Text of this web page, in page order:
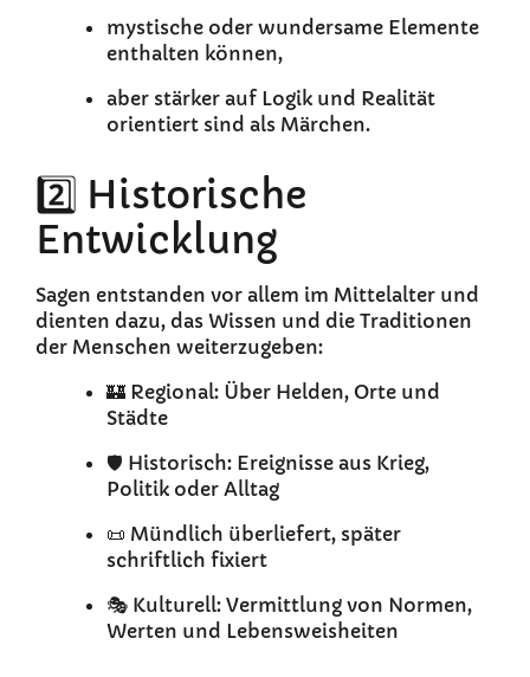
mystische oder wundersame Elemente
enthalten können,
aber stärker auf Logik und Realität
orientiert sind als Märchen.
2️⃣ Historische
Entwicklung
Sagen entstanden vor allem im Mittelalter und
dienten dazu, das Wissen und die Traditionen
der Menschen weiterzugeben:
🏰 Regional: Über Helden, Orte und
Städte
🛡️ Historisch: Ereignisse aus Krieg,
Politik oder Alltag
📜 Mündlich überliefert, später
schriftlich fixiert
🎭 Kulturell: Vermittlung von Normen,
Werten und Lebensweisheiten